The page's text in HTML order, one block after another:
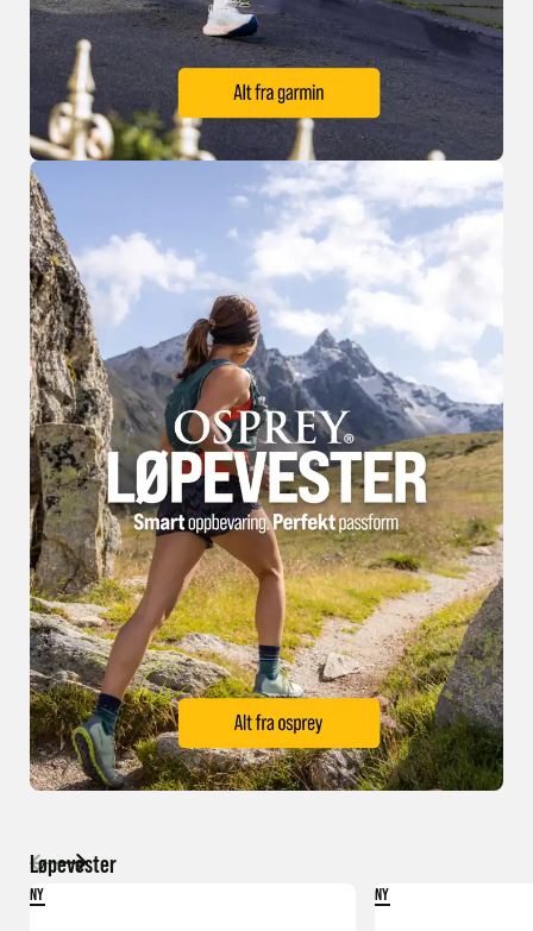
Løpevester
NY NY